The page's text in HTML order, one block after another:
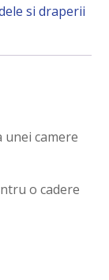
si draperii
unei camere
o cadere